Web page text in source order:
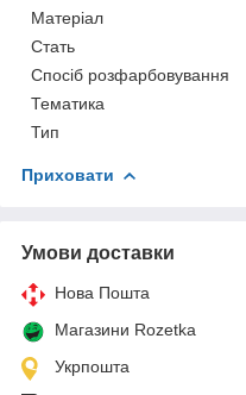
Матеріал
Стать
Спосіб розфарбовування
Тематика
Тип
Приховати
Умови доставки
Нова Пошта
Магазини Rozetka
Укрпошта